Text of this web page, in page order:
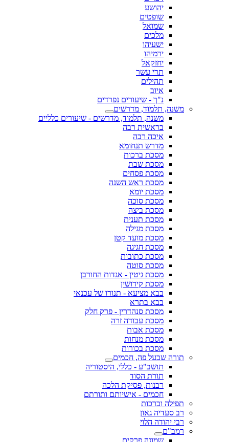
יהושע
שופטים
שמואל
מלכים
ישעיהו
ירמיהו
יחזקאל
תרי עשר
תהילים
איוב
נ"ך - שיעורים נפרדים
משנה, תלמוד, מדרשים
משנה, תלמוד, מדרשים - שיעורים כלליים
בראשית רבה
איכה רבה
מדרש תנחומא
מסכת ברכות
מסכת שבת
מסכת פסחים
מסכת ראש השנה
מסכת יומא
מסכת סוכה
מסכת ביצה
מסכת תענית
מסכת מגילה
מסכת מועד קטן
מסכת חגיגה
מסכת כתובות
מסכת סוטה
מסכת גיטין - אגדות החורבן
מסכת קידושין
בבא מציעא - תנורו של עכנאי
בבא בתרא
מסכת סנהדרין - פרק חלק
מסכת עבודה זרה
מסכת אבות
מסכת מנחות
מסכת בכורות
תורה שבעל פה, חכמים
תושב"ע - כללי, היסטוריה
תורת הסוד
רבנות, פסיקת הלכה
חכמים - אישיותם ותורתם
תפילה וברכות
רב סעדיה גאון
רבי יהודה הלוי
רמב"ם
שמונה פרקים